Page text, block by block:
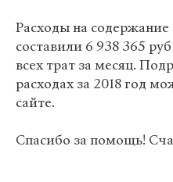
Расходы на содержание
составили 6 938 365
всех трат за месяц.
расходах за 2018 год
сайте.
Спасибо за помощь!